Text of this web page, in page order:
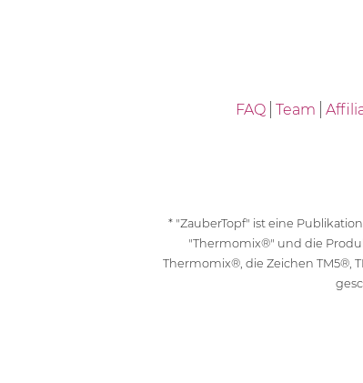
FAQ Team
* "ZauberTopf" ist eine
"Thermomix®" und die
Thermomix®, die Zeichen TM5®,